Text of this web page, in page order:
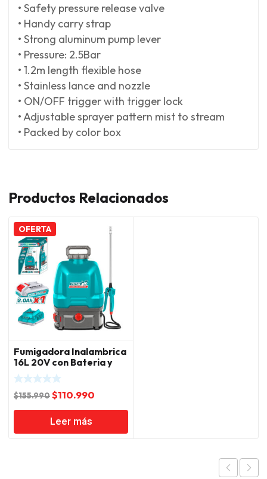
• Safety pressure release valve
• Handy carry strap
• Strong aluminum pump lever
• Pressure: 2.5Bar
• 1.2m length flexible hose
• Stainless lance and nozzle
• ON/OFF trigger with trigger lock
• Adjustable sprayer pattern mist to stream
• Packed by color box
Productos Relacionados
OFERTA
Fumigadora Inalambrica
16L 20V con Bateria y
Cargador Total
$155.990El
precio
original
era:
$110.990
precio
es:
Leer más